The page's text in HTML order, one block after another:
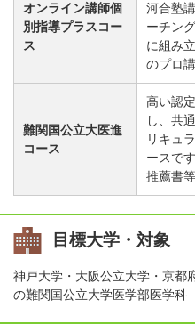
オンライン講師個
別指導プラスコー
ス
河合塾
ーチン
に組み
のプロ
難関国公立大医進
コース
高い認
し、共
リキュ
ースで
推薦書
目標大学・対象
神戸大学・大阪公立大学・京都
の難関国公立大学医学部医学科